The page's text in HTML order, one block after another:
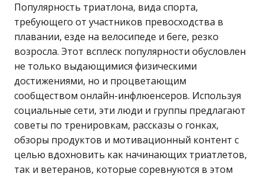
Популярность триатлона, вида спорта,
требующего от участников превосходства в
плавании, езде на велосипеде и беге, резко
возросла. Этот всплеск популярности обусловлен
не только выдающимися физическими
достижениями, но и процветающим
сообществом онлайн-инфлюенсеров. Используя
социальные сети, эти люди и группы предлагают
советы по тренировкам, рассказы о гонках,
обзоры продуктов и мотивационный контент с
целью вдохновить как начинающих триатлетов,
так и ветеранов, которые соревнуются в этом